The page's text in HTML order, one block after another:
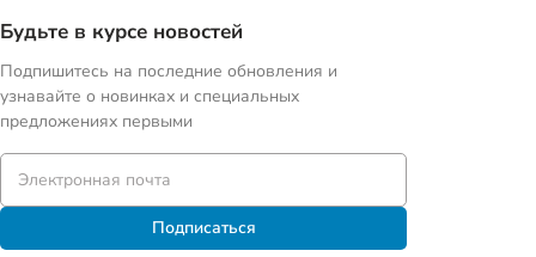
Будьте в курсе новостей
Подпишитесь на последние обновления и
узнавайте о новинках и специальных
предложениях первыми
Подписаться